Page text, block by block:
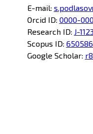
E-mail:
Orcid ID: 0000-
Research ID: J-
Scopus ID:
Google Scholar: